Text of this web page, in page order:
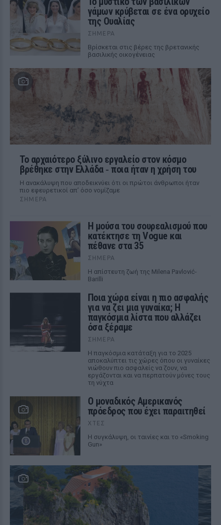
γάμων κρύβεται σε ένα ορυχείο
της Ουαλίας
ΣΉΜΕΡΑ
Βρίσκεται στις βέρες της βρετανικής
βασιλικής οικογένειας
Το αρχαιότερο ξύλινο εργαλείο στον κόσμο
βρέθηκε στην Ελλάδα ‑ ποια ήταν η χρήση του
Η ανακάλυψη που αποδεικνύει ότι οι πρώτοι άνθρωποι ήταν
πιο εφευρετικοί απ’ όσο νομίζαμε
ΣΉΜΕΡΑ
Η μούσα του σουρεαλισμού που
κατέκτησε τη Vogue και
πέθανε στα 35
ΣΉΜΕΡΑ
Η απίστευτη ζωή της Milena Pavlović-
Barilli
Ποια χώρα είναι η πιο ασφαλής
για να ζει μια γυναίκα; Η
παγκόσμια λίστα που αλλάζει
όσα ξέραμε
ΣΉΜΕΡΑ
Η παγκόσμια κατάταξη για το 2025
αποκαλύπτει τις χώρες όπου οι γυναίκες
νιώθουν πιο ασφαλείς να ζουν, να
εργάζονται και να περπατούν μόνες τους
τη νύχτα
Ο μοναδικός Αμερικανός
πρόεδρος που έχει παραιτηθεί
ΧΤΕΣ
Η συγκάλυψη, οι ταινίες και το «Smoking
Gun»